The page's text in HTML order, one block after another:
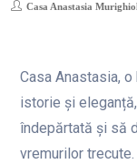
Casa Anastasia
Casa Anastasia,
istorie și
îndepărtată și să
vremurilor